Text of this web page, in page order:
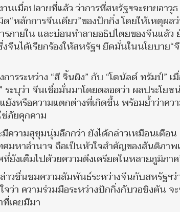
เมื่อปลายที่แล้ว ว่าการที่สหรัฐฯจะขายอาวุธ
หลักการจีนเดียว”ของปักกิ่ง โดยให้เหตุผล
ภายใน และบ่อนทำลายอธิปไตยของจีนแล้ว
จีนได้เรียกร้องให้สหรัฐฯ ยึดมั่นในนโยบาย“
ารระหว่าง “สี จิ้นผิง” กับ “โดนัลด์ ทรัมป์” เ
บุว่า จีนเชื่อมั่นมาโดยตลอดว่า ผลประโยช
งหรือความแตกต่างที่เกิดขึ้น พร้อมย้ำว่าคว
ช่ภัยคุกคาม
ความสุขุมนุ่มลึกกว่า ยังได้กล่าวเหมือนเตือน
มหาอำนาจ ถือเป็นหัวใจสำคัญของสันติภาพ
ยังเต็มไปด้วยความตึงเครียดในหลายภูมิภาค
วชื่นชมความสัมพันธ์ระหว่างจีนกับสหรัฐฯว่
า ความร่วมมือระหว่างปักกิ่งกับวอชิงตัน จ
เคยมีมา